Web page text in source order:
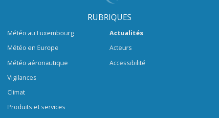
RUBRIQUES
Météo au Luxembourg
Météo en Europe
Météo aéronautique
Vigilances
Climat
Produits et services
Actualités
Acteurs
Accessibilité